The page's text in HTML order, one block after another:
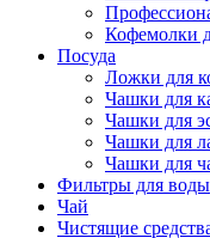
Кофемолки
Посуда
Ложки для
Чашки для
Чашки для
Чашки для
Чашки для
Фильтры для воды
Чай
Чистящие